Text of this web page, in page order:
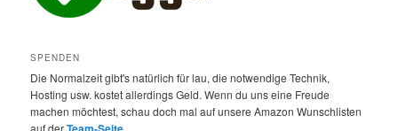
SPENDEN
Die Normalzeit gibt's natürlich für lau, die notwendige Technik,
Hosting usw. kostet allerdings Geld. Wenn du uns eine Freude
machen möchtest, schau doch mal auf unsere Amazon Wunschlisten
auf der